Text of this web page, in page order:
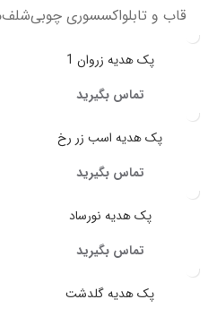
قاب و تابلواکسسوری چوبیشلف
پک هدیه زروان 1
تماس بگیرید
پک هدیه اسب زر رخ
تماس بگیرید
پک هدیه نورساد
تماس بگیرید
پک هدیه گلدشت